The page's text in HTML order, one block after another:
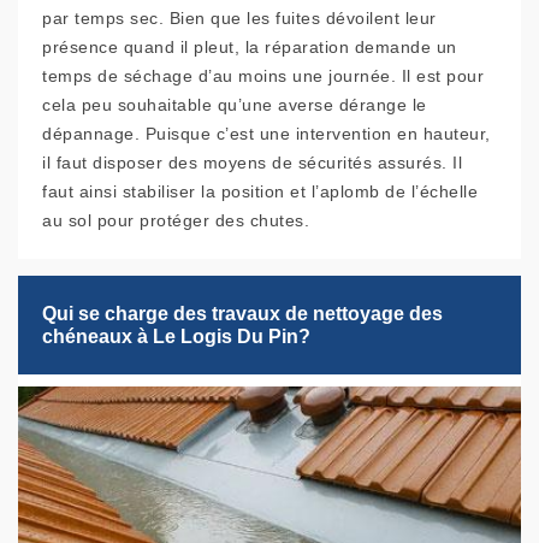
par temps sec. Bien que les fuites dévoilent leur
présence quand il pleut, la réparation demande un
temps de séchage d’au moins une journée. Il est pour
cela peu souhaitable qu’une averse dérange le
dépannage. Puisque c’est une intervention en hauteur,
il faut disposer des moyens de sécurités assurés. Il
faut ainsi stabiliser la position et l’aplomb de l’échelle
au sol pour protéger des chutes.
Qui se charge des travaux de nettoyage des
chéneaux à Le Logis Du Pin?